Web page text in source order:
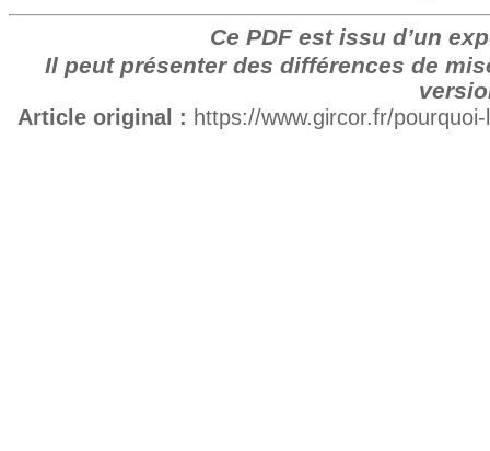
Ce PDF est issu d’un
Il peut présenter des différences de
Article original : https://www.gircor.fr/